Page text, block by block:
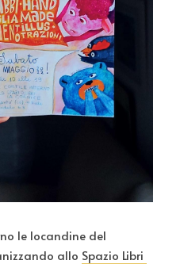
le locandine del
allo Spazio Libri